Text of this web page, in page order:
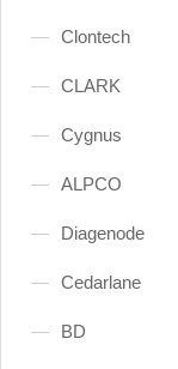
Clontech
CLARK
Cygnus
ALPCO
Diagenode
Cedarlane
BD